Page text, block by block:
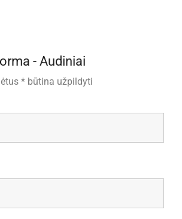
- Audiniai
* būtina užpildyti